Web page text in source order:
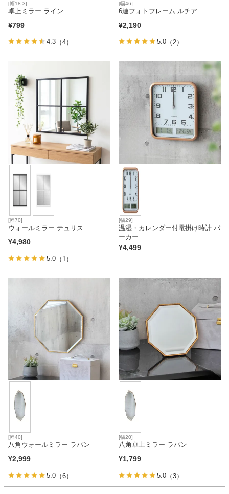
[幅18.3]
卓上ミラー ライン
¥799
4.3 （4）
[幅46]
6連フォトフレーム ルチア
¥2,190
5.0 （2）
[幅70]
ウォールミラー テュリス
¥4,980
5.0 （1）
[幅29]
温湿・カレンダー付電掛け時計 パ
ーカー
¥4,499
[幅40]
八角ウォールミラー ラパン
¥2,999
5.0 （6）
[幅20]
八角卓上ミラー ラパン
¥1,799
5.0 （3）